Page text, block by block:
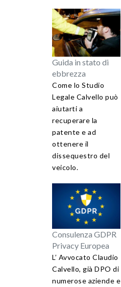
Guida in stato di
ebbrezza
Come lo Studio
Legale Calvello può
aiutarti a
recuperare la
patente e ad
ottenere il
dissequestro del
veicolo.
Consulenza GDPR
Privacy Europea
L’ Avvocato Claudio
Calvello, già DPO di
numerose aziende e